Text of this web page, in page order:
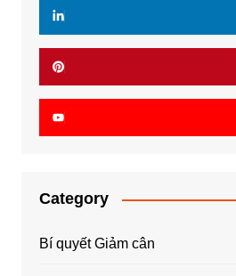
Category
Bí quyết Giảm cân